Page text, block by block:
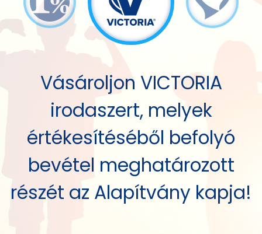
Vásároljon VICTORIA
irodaszert, melyek
értékesítéséből befolyó
bevétel meghatározott
részét az Alapítvány kapja!